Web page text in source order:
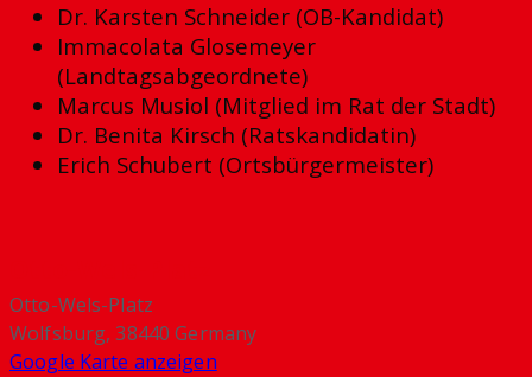
Dr. Karsten Schneider (OB-Kandidat)
Immacolata Glosemeyer
(Landtagsabgeordnete)
Marcus Musiol (Mitglied im Rat der Stadt)
Dr. Benita Kirsch (Ratskandidatin)
Erich Schubert (Ortsbürgermeister)
Otto-Wels-Platz
Wolfsburg, 38440 Germany
Google Karte anzeigen